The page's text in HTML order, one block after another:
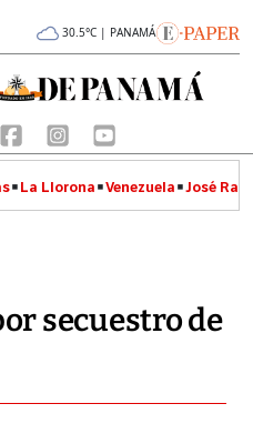
30.5°C | PANAMÁ
La Llorona Venezuela José
secuestro de